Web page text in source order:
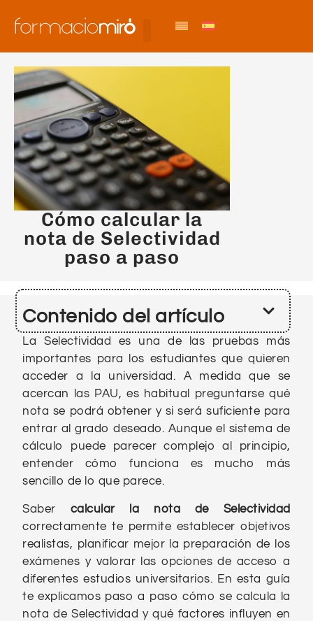
Cómo calcular la
nota de Selectividad
paso a paso
Contenido del artículo
La Selectividad es una de las pruebas más
importantes para los estudiantes que quieren
acceder a la universidad. A medida que se
acercan las PAU, es habitual preguntarse qué
nota se podrá obtener y si será suficiente para
entrar al grado deseado. Aunque el sistema de
cálculo puede parecer complejo al principio,
entender cómo funciona es mucho más
sencillo de lo que parece.
Saber calcular la nota de Selectividad
correctamente te permite establecer objetivos
realistas, planificar mejor la preparación de los
exámenes y valorar las opciones de acceso a
diferentes estudios universitarios. En esta guía
te explicamos paso a paso cómo se calcula la
nota de Selectividad y qué factores influyen en